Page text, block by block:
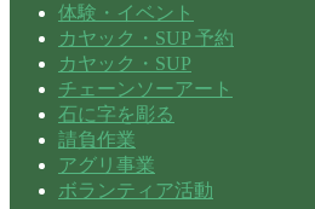
体験・イベント
カヤック・SUP 予約
カヤック・SUP
チェーンソーアート
石に字を彫る
請負作業
アグリ事業
ボランティア活動